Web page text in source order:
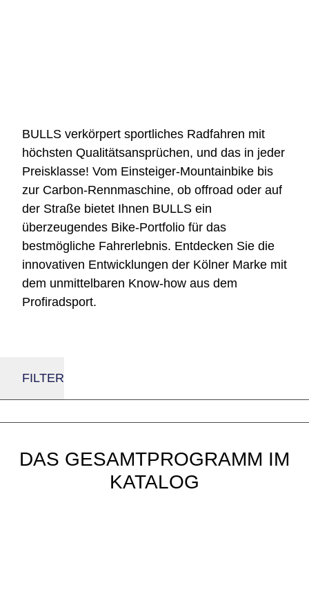
BULLS verkörpert sportliches Radfahren mit
höchsten Qualitätsansprüchen, und das in jeder
Preisklasse! Vom Einsteiger-Mountainbike bis
zur Carbon-Rennmaschine, ob offroad oder auf
der Straße bietet Ihnen BULLS ein
überzeugendes Bike-Portfolio für das
bestmögliche Fahrerlebnis. Entdecken Sie die
innovativen Entwicklungen der Kölner Marke mit
dem unmittelbaren Know-how aus dem
Profiradsport.
FILTER
DAS GESAMTPROGRAMM IM
KATALOG